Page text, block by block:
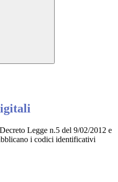
Legge n.5 del 9/02/2012 e
i codici identificativi